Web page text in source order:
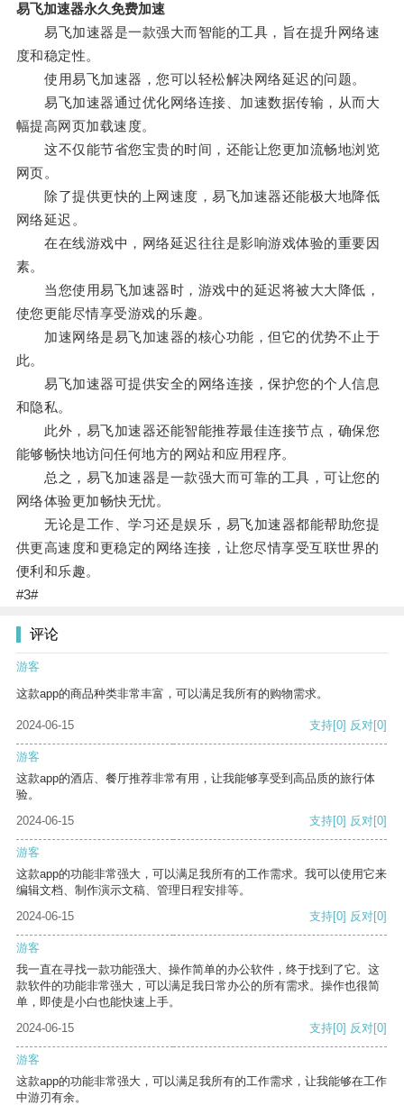
易飞加速器永久免费加速
易飞加速器是一款强大而智能的工具，旨在提升网络速
度和稳定性。
使用易飞加速器，您可以轻松解决网络延迟的问题。
易飞加速器通过优化网络连接、加速数据传输，从而大
幅提高网页加载速度。
这不仅能节省您宝贵的时间，还能让您更加流畅地浏览
网页。
除了提供更快的上网速度，易飞加速器还能极大地降低
网络延迟。
在在线游戏中，网络延迟往往是影响游戏体验的重要因
素。
当您使用易飞加速器时，游戏中的延迟将被大大降低，
使您更能尽情享受游戏的乐趣。
加速网络是易飞加速器的核心功能，但它的优势不止于
此。
易飞加速器可提供安全的网络连接，保护您的个人信息
和隐私。
此外，易飞加速器还能智能推荐最佳连接节点，确保您
能够畅快地访问任何地方的网站和应用程序。
总之，易飞加速器是一款强大而可靠的工具，可让您的
网络体验更加畅快无忧。
无论是工作、学习还是娱乐，易飞加速器都能帮助您提
供更高速度和更稳定的网络连接，让您尽情享受互联世界的
便利和乐趣。
#3#
评论
游客
这款app的商品种类非常丰富，可以满足我所有的购物需求。
2024-06-15 支持[0] 反对[0]
游客
这款app的酒店、餐厅推荐非常有用，让我能够享受到高品质的旅行体
验。
2024-06-15
支持[0] 反对[0]
游客
这款app的功能非常强大，可以满足我所有的工作需求。我可以使用它来
编辑文档、制作演示文稿、管理日程安排等。
2024-06-15
支持[0] 反对[0]
游客
我一直在寻找一款功能强大、操作简单的办公软件，终于找到了它。这
款软件的功能非常强大，可以满足我日常办公的所有需求。操作也很简
单，即使是小白也能快速上手。
2024-06-15
支持[0] 反对[0]
游客
这款app的功能非常强大，可以满足我所有的工作需求，让我能够在工作
中游刃有余。